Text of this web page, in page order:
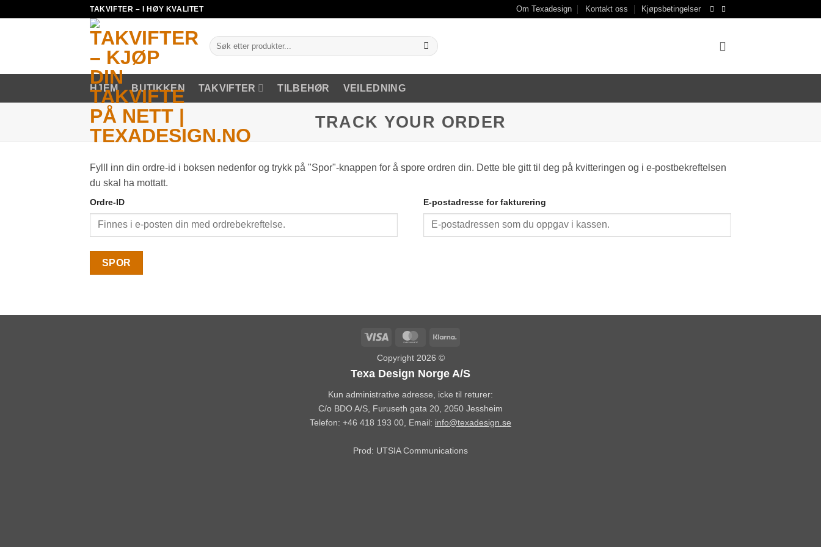
TAKVIFTER – I HØY KVALITET Om Texadesign Kontakt oss Kjøpsbetingelser
Søk
etter:
HJEM BUTIKKEN TAKVIFTER TILBEHØR VEILEDNING
TRACK YOUR ORDER
Fylll inn din ordre-id i boksen nedenfor og trykk på "Spor"-knappen for å spore ordren din. Dette ble gitt til deg på kvitteringen og i e-postbekreftelsen
du skal ha mottatt.
Ordre-ID E-postadresse for fakturering
SPOR
Visa MasterCard
Copyright 2026 ©
Texa Design Norge A/S
Kun administrative adresse, icke til returer:
C/o BDO A/S, Furuseth gata 20, 2050 Jessheim
Telefon: +46 418 193 00, Email: info@texadesign.se
Prod: UTSIA Communications